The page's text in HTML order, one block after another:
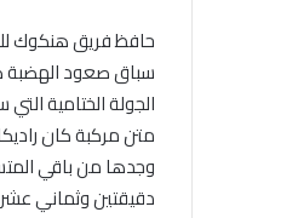
حافظ فريق هنكوك
سباق صعود الهضبة
الجولة الختامية
متن مركبة كان
وجدها من باقي
دقيقتين وثماني